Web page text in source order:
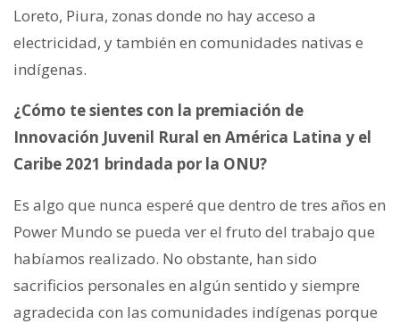
Loreto, Piura, zonas donde no hay acceso a
electricidad, y también en comunidades nativas e
indígenas.
¿Cómo te sientes con la premiación de
Innovación Juvenil Rural en América Latina y el
Caribe 2021 brindada por la ONU?
Es algo que nunca esperé que dentro de tres años en
Power Mundo se pueda ver el fruto del trabajo que
habíamos realizado. No obstante, han sido
sacrificios personales en algún sentido y siempre
agradecida con las comunidades indígenas porque